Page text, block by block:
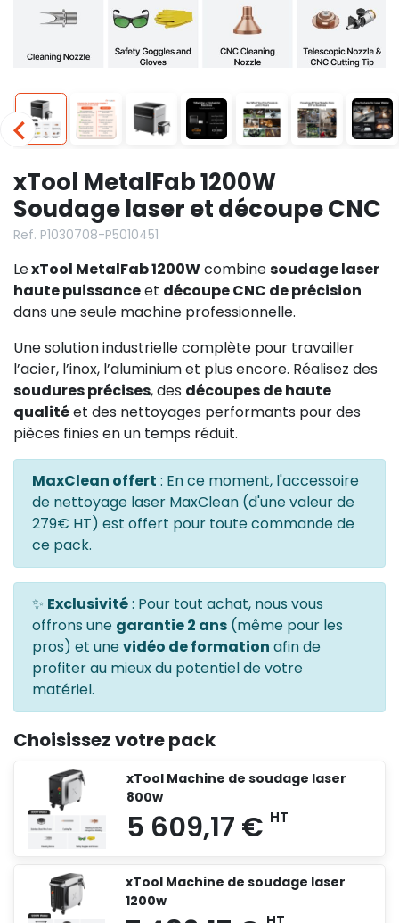
xTool MetalFab 1200W
Soudage laser et découpe CNC
Ref. P1030708-P5010451
LexTool MetalFab 1200Wcombinesoudage laser
haute puissanceet découpe CNC de précision
dans une seule machine professionnelle.
Une solution industrielle complète pour travailler
l’acier, l’inox, l’aluminium et plus encore. Réalisez des
soudures précises, des découpes de haute
qualitéet des nettoyages performants pour des
pièces finies en un temps réduit.
MaxClean offert : En ce moment, l'accessoire
de nettoyage laser MaxClean (d'une valeur de
279€ HT) est offert pour toute commande de
ce pack.
✨ Exclusivité: Pour tout achat, nous vous
offrons une garantie 2 ans (même pour les
pros) et unevidéo de formation afin de
profiter au mieux du potentiel de votre
matériel.
Choisissez votre pack
xTool Machine de soudage laser
800w
xTool Machine de soudage laser
1200w